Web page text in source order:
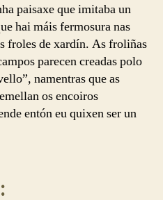
paisaxe que imitaba un
hai máis fermosura nas
froles de xardín. As froliñas
parecen creadas polo
namentras que as
os encoiros
entón eu quixen ser un